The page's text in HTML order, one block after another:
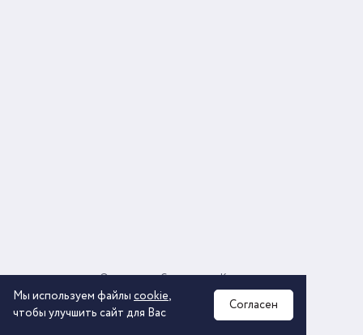
2026 © ООО «КОМОС ГРУПП» «Торговая компания»
О компании Соглашение
Политика обработки персональных данных
Контакты
Мы используем файлы cookie,
чтобы улучшить сайт для Вас
Согласен